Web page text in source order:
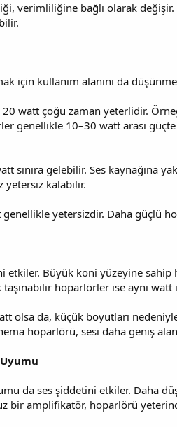
verimliliğine bağlı olarak
için kullanım alanını da
watt çoğu zaman yeterlidir.
genellikle 10–30 watt arası
gelebilir. Ses kaynağına
yetersiz kalabilir.
yetersizdir. Daha güçlü
Büyük koni yüzeyine sahip
hoparlörler ise aynı watt
olsa da, küçük boyutları
hoparlörü, sesi daha geniş
da ses şiddetini etkiler. Daha
bir amplifikatör, hoparlörü